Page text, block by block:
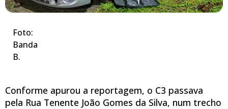
Foto:
Banda
B.
Conforme apurou a reportagem, o C3 passava
pela Rua Tenente João Gomes da Silva, num trecho